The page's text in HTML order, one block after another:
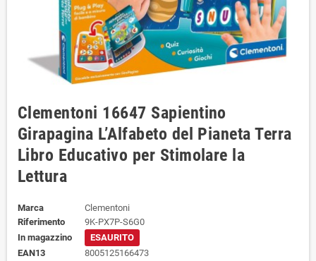
Clementoni 16647 Sapientino
Girapagina L’Alfabeto del Pianeta Terra
Libro Educativo per Stimolare la
Lettura
Marca
Clementoni
Riferimento
9K-PX7P-S6G0
In magazzino
ESAURITO
EAN13
8005125166473